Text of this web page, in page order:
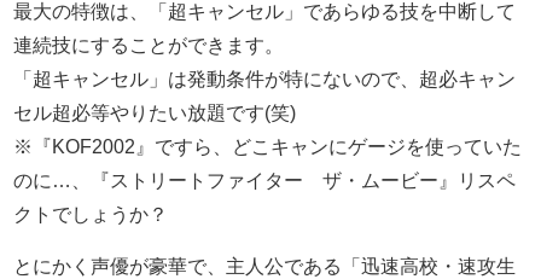
最大の特徴は、「超キャンセル」であらゆる技を中断して
連続技にすることができます。
「超キャンセル」は発動条件が特にないので、超必キャン
セル超必等やりたい放題です(笑)
※『KOF2002』ですら、どこキャンにゲージを使っていた
のに…、『ストリートファイター ザ・ムービー』リスペ
クトでしょうか？
とにかく声優が豪華で、主人公である「迅速高校・速攻生